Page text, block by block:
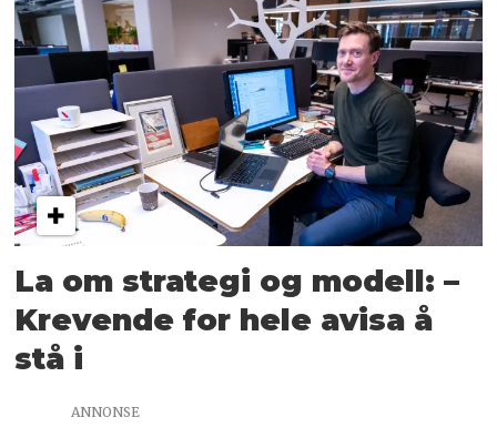
La om strategi og modell: –
Krevende for hele avisa å
stå i
ANNONSE